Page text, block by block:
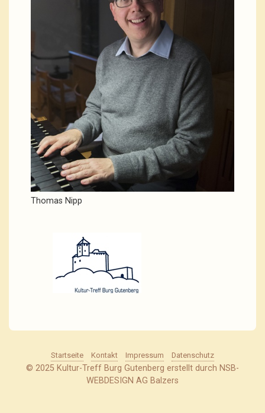
Thomas Nipp
Startseite Kontakt Impressum Datenschutz
© 2025 Kultur-Treff Burg Gutenberg erstellt durch NSB-
WEBDESIGN AG Balzers